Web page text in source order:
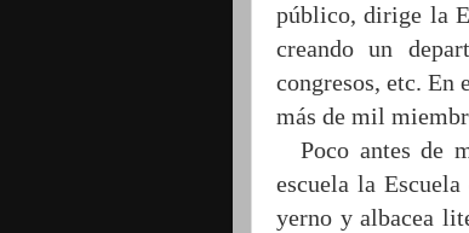
público, dirige la
creando un
congresos, etc. En
más de mil
Poco antes de
escuela la
yerno y albacea